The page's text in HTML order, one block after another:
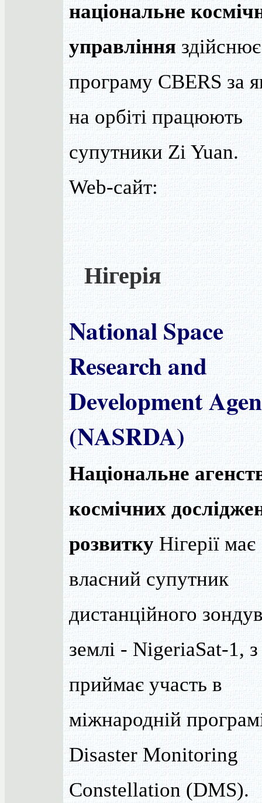
національне
управління здійснює
програму CBERS за
на орбіті працюють
супутники Zi Yuan.
Web-сайт:
Нігерія
National Space
Research and
Development
(NASRDA)
Національне
космічних
розвитку Нігерії має
власний супутник
дистанційного
землі - NigeriaSat-1,
приймає участь в
міжнародній
Disaster Monitoring
Constellation (DMS).